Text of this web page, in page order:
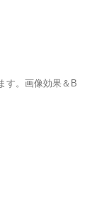
す。画像効果＆B